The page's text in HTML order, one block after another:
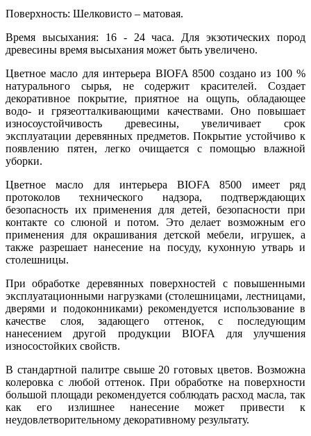
Поверхность: Шелковисто – матовая.
Время высыхания: 16 - 24 часа. Для экзотических пород
древесины время высыхания может быть увеличено.
Цветное масло для интерьера BIOFA 8500 создано из 100 %
натурального сырья, не содержит красителей. Создает
декоративное покрытие, приятное на ощупь, обладающее
водо- и грязеотталкивающими качествами. Оно повышает
износоустойчивость древесины, увеличивает срок
эксплуатации деревянных предметов. Покрытие устойчиво к
появлению пятен, легко очищается с помощью влажной
уборки.
Цветное масло для интерьера BIOFA 8500 имеет ряд
протоколов технического надзора, подтверждающих
безопасность их применения для детей, безопасности при
контакте со слюной и потом. Это делает возможным его
применения для окрашивания детской мебели, игрушек, а
также разрешает нанесение на посуду, кухонную утварь и
столешницы.
При обработке деревянных поверхностей с повышенными
эксплуатационными нагрузками (столешницами, лестницами,
дверями и подоконниками) рекомендуется использование в
качестве слоя, задающего оттенок, с последующим
нанесением другой продукции BIOFA для улучшения
износостойких свойств.
В стандартной палитре свыше 20 готовых цветов. Возможна
колеровка с любой оттенок. При обработке на поверхности
большой площади рекомендуется соблюдать расход масла, так
как его излишнее нанесение может привести к
неудовлетворительному декоративному результату.